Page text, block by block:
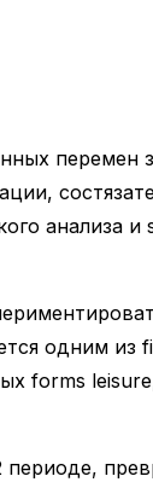
перемен
анализа и
одним из
forms